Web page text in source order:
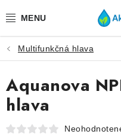
na
TECHNIKA
HNOJIVÁ
VODA
Multifunkčná hlava
Aquanova
hlava